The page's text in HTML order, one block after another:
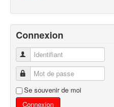
Connexion
Identifiant
Mot de passe
Se souvenir de moi
Connexion